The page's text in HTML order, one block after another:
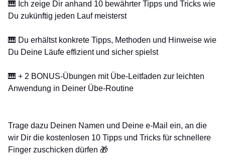
🎹 Ich zeige Dir anhand 10 bewährter Tipps und Tricks wie
Du zukünftig jeden Lauf meisterst
🎹 Du erhältst konkrete Tipps, Methoden und Hinweise wie
Du Deine Läufe effizient und sicher spielst
🎹 + 2 BONUS-Übungen mit Übe-Leitfaden zur leichten
Anwendung in Deiner Übe-Routine
Trage dazu Deinen Namen und Deine e-Mail ein, an die
wir Dir die kostenlosen 10 Tipps und Tricks für schnellere
Finger zuschicken dürfen 🎁